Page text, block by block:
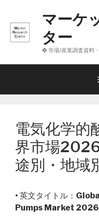
へ
マーケ
ター
❖ 市場/産業調査資料
電気化学的
界市場
途別・地域
• 英文タイトル：
Pumps Market 2026